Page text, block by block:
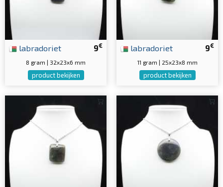
9€
labradoriet
8 gram | 32x23x6 mm
product bekijken
9€
labradoriet
11 gram | 25x23x8 mm
product bekijken